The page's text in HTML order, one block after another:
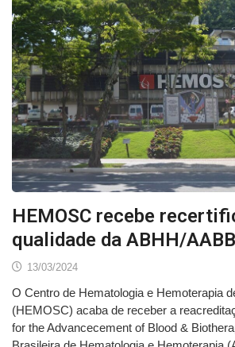
HEMOSC recebe
qualidade da ABHH/AABB
13/03/2024
O Centro de Hematologia e Hemoterapia
(HEMOSC) acaba de receber a
for the Advancecement of Blood &